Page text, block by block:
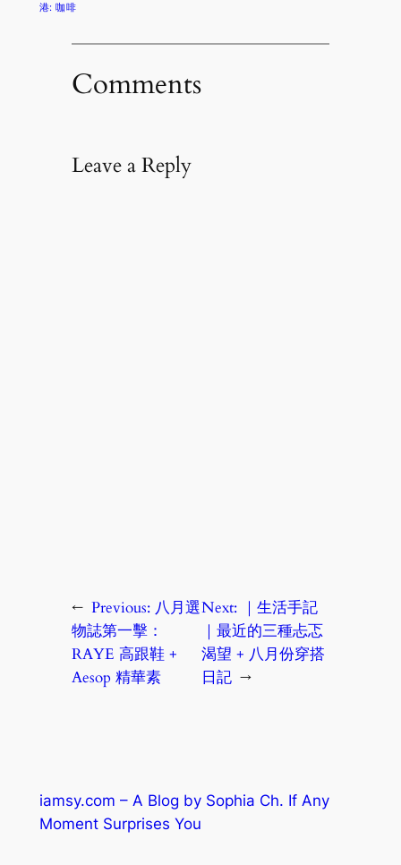
港: 咖啡
Comments
Leave a Reply
← Previous: 八月選
物誌第一擊：
RAYE 高跟鞋 +
Aesop 精華素
Next: ｜生活手記
｜最近的三種忐忑
渴望 + 八月份穿搭
日記 →
iamsy.com – A Blog by Sophia Ch. If Any
Moment Surprises You